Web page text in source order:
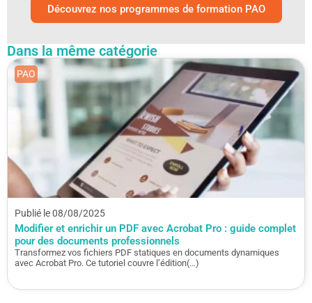
Découvrez nos programmes de formation PAO
Dans la même catégorie
Publié le 08/08/2025
Modifier et enrichir un PDF avec Acrobat Pro : guide complet
pour des documents professionnels
Transformez vos fichiers PDF statiques en documents dynamiques
avec Acrobat Pro. Ce tutoriel couvre l’édition(…)
PAO